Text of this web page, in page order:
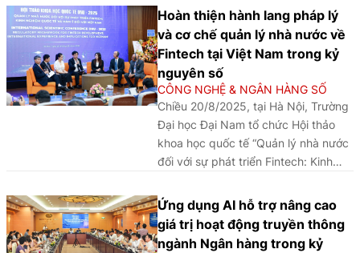
minh, đến phát hiện gian lận nhờ tính
bất biến và truy xuất nguồn gốc. Tuy
nhiên, việc ứng dụng thực tế còn đối
mặt với nhiều rào cản, từ chi phí đầu
tư, thiếu nhân lực chuyên môn đến
hành lang pháp lý chưa hoàn thiện,
đặc biệt tại các nền kinh tế đang
phát triển như Việt Nam. Do đó, để
hiện thực hóa tiềm năng của
đào tạo, doanh nghiệp và các tổ
chức nghề nghiệp trong việc xây
dựng khung pháp lý, nâng cao năng
Hoàn thiện hành lang pháp lý
và cơ chế quản lý nhà nước về
Fintech tại Việt Nam trong kỷ
nguyên số
CÔNG NGHỆ & NGÂN HÀNG SỐ
Chiều 20/8/2025, tại Hà Nội, Trường
Đại học Đại Nam tổ chức Hội thảo
khoa học quốc tế “Quản lý nhà nước
đối với sự phát triển Fintech: Kinh
Nam”. Hội thảo đã tạo diễn đàn trao
đổi học thuật cũng như thực tiễn
giữa các nhà khoa học, chuyên gia
Ứng dụng AI hỗ trợ nâng cao
giá trị hoạt động truyền thông
ngành Ngân hàng trong kỷ